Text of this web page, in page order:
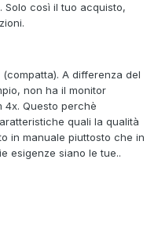
Solo così il tuo acquisto,
A differenza del
non ha il monitor
4x. Questo perchè
quali la qualità
in manuale piuttosto che in
esigenze siano le tue..